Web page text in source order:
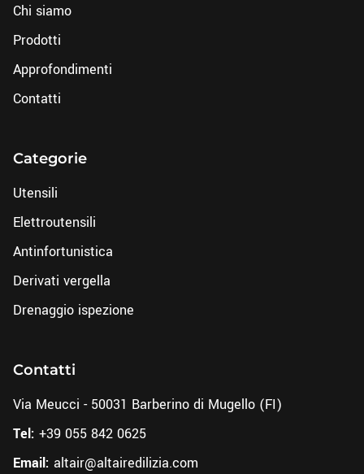
Chi siamo
Prodotti
Approfondimenti
Contatti
Categorie
Utensili
Elettroutensili
Antinfortunistica
Derivati vergella
Drenaggio ispezione
Contatti
Via Meucci - 50031 Barberino di Mugello (FI)
Tel: +39 055 842 0625
Email: altair@altairedilizia.com